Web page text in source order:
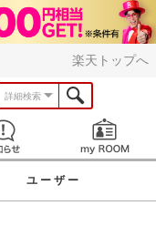
楽天トップへ
詳細検索
お知らせ
ユーザー